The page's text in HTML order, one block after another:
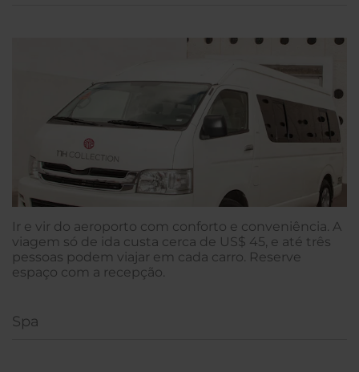
Ir e vir do aeroporto com conforto e conveniência. A
viagem só de ida custa cerca de US$ 45, e até três
pessoas podem viajar em cada carro. Reserve
espaço com a recepção.
Spa